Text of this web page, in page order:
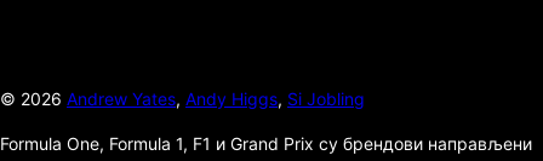
© 2026 Andrew Yates, Andy Higgs, Si Jobling
Formula One, Formula 1, F1 и Grand Prix су брендови направљени